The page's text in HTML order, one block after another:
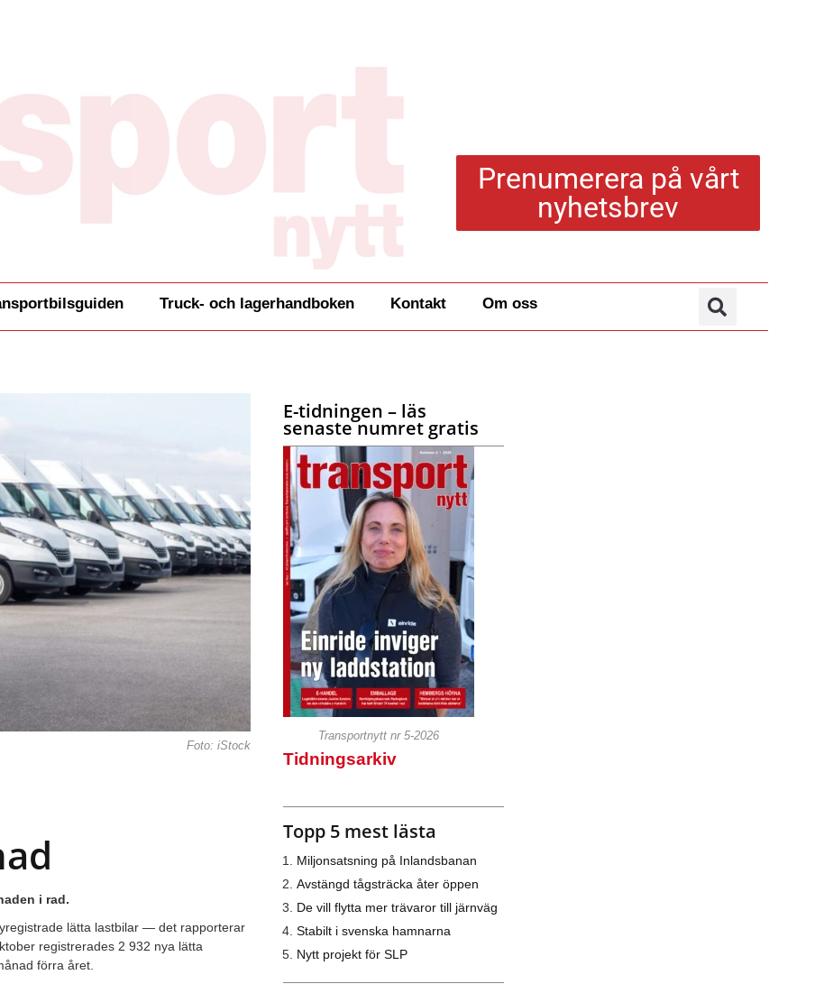
Prenumerera på vårt
nyhetsbrev
Truck- och lagerhandboken Kontakt Om oss
Foto: iStock
i rad.
lätta lastbilar — det rapporterar
registrerades 2 932 nya lätta
förra året.
E-tidningen – läs
senaste numret gratis
Transportnytt nr 5-2026
Tidningsarkiv
Topp 5 mest lästa
Miljonsatsning på Inlandsbanan
Avstängd tågsträcka åter öppen
De vill flytta mer trävaror till järnväg
Stabilt i svenska hamnarna
Nytt projekt för SLP